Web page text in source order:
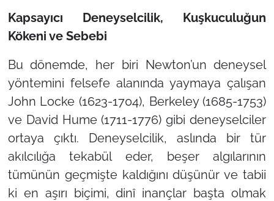
Kapsayıcı Deneyselcilik, Kuşkuculuğun
Kökeni ve Sebebi
Bu dönemde, her biri Newton’un deneysel
yöntemini felsefe alanında yaymaya çalışan
John Locke (1623-1704), Berkeley (1685-1753)
ve David Hume (1711-1776) gibi deneyselciler
ortaya çıktı. Deneyselcilik, aslında bir tür
akılcılığa tekabül eder, beşer algılarının
tümünün geçmişte kaldığını düşünür ve tabii
ki en aşırı biçimi, dinî inançlar başta olmak